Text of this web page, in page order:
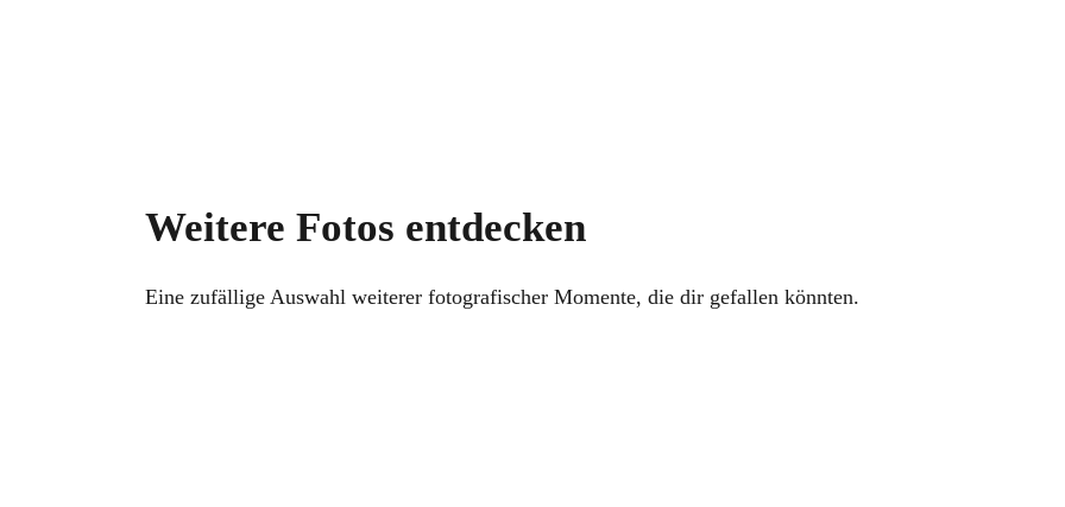
Weitere Fotos entdecken
Eine zufällige Auswahl weiterer fotografischer Momente, die dir gefallen könnten.